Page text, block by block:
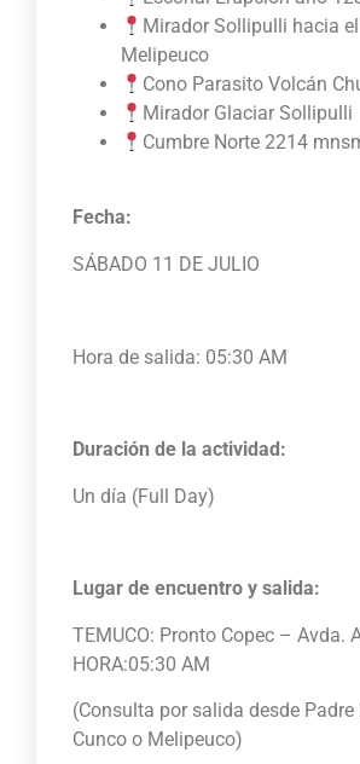
Mirador Sollipulli hacia
Melipeuco
Cono Parasito Volcán
Mirador Glaciar Sollipulli
Cumbre Norte 2214
Fecha:
SÁBADO 11 DE JULIO
Hora de salida: 05:30 AM
Duración de la actividad:
Un día (Full Day)
Lugar de encuentro y salida:
TEMUCO: Pronto Copec – Avda.
HORA:05:30 AM
(Consulta por salida desde Padre
Cunco o Melipeuco)